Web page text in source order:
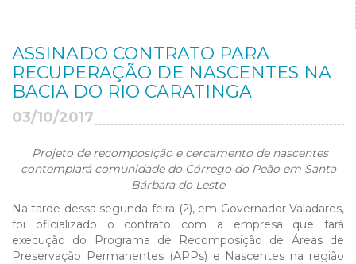
ASSINADO CONTRATO PARA
RECUPERAÇÃO DE NASCENTES NA
BACIA DO RIO CARATINGA
03/10/2017
Projeto de recomposição e cercamento de nascentes
contemplará comunidade do Córrego do Peão em Santa
Bárbara do Leste
Na tarde dessa segunda-feira (2), em Governador Valadares,
foi oficializado o contrato com a empresa que fará
execução do Programa de Recomposição de Áreas de
Preservação Permanentes (APPs) e Nascentes na região